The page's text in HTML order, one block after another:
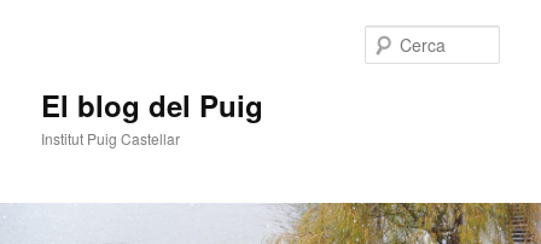
El blog del Puig
Institut Puig Castellar